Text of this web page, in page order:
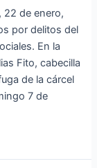
22 de enero,
por delitos del
En la
Fito, cabecilla
de la cárcel
7 de